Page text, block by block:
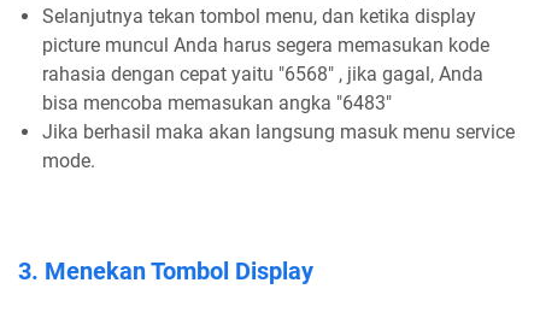
Selanjutnya tekan tombol menu, dan ketika display
picture muncul Anda harus segera memasukan kode
rahasia dengan cepat yaitu "6568" , jika gagal, Anda
bisa mencoba memasukan angka "6483"
Jika berhasil maka akan langsung masuk menu service
mode.
3. Menekan Tombol Display